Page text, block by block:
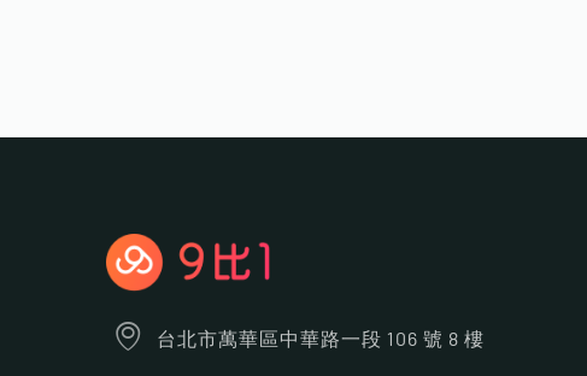
台北市萬華區中華路一段 106 號 8 樓